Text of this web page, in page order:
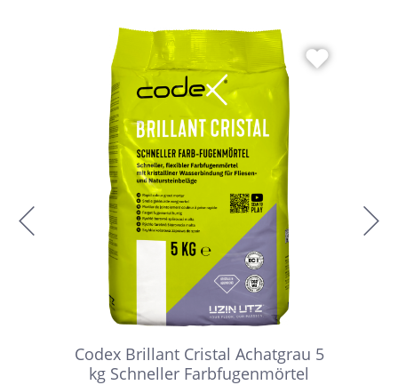
Codex Brillant Cristal Achatgrau 5
kg Schneller Farbfugenmörtel